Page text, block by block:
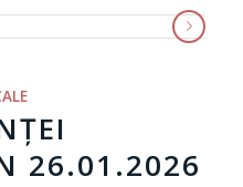
26.01.2026